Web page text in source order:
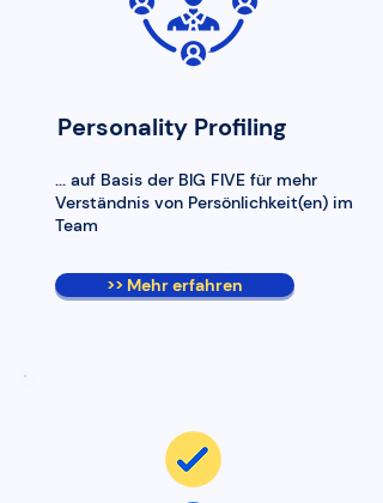
Personality Profiling
... auf Basis der BIG FIVE für mehr
Verständnis von Persönlichkeit(en) im
Team
>> Mehr erfahren